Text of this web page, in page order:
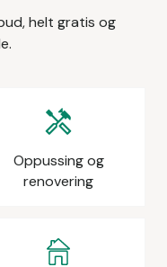
helt gratis og
Oppussing og
renovering